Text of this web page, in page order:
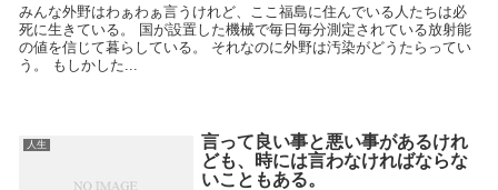
みんな外野はわぁわぁ言うけれど、ここ福島に住んでいる人たちは必
死に生きている。 国が設置した機械で毎日毎分測定されている放射能
の値を信じて暮らしている。 それなのに外野は汚染がどうたらってい
う。 もしかした...
人生
言って良い事と悪い事があるけれ
ども、時には言わなければならな
いこともある。